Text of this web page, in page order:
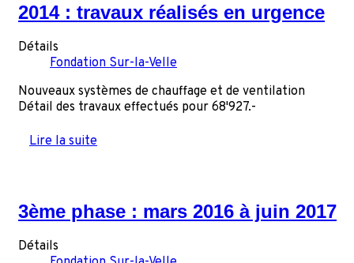
2014 : travaux réalisés en urgence
Détails
Fondation Sur-la-Velle
Nouveaux systèmes de chauffage et de ventilation
Détail des travaux effectués pour 68'927.-
Lire la suite
3ème phase : mars 2016 à juin 2017
Détails